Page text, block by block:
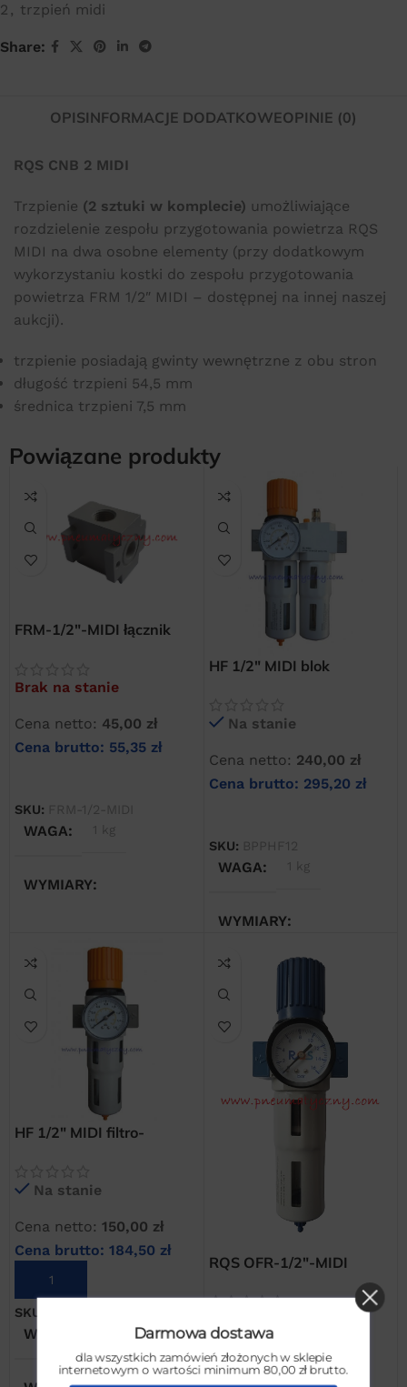
2 , trzpień midi
Share:
OPISINFORMACJE DODATKOWEOPINIE (0)
RQS CNB 2 MIDI
Trzpienie (2 sztuki w komplecie) umożliwiające
rozdzielenie zespołu przygotowania powietrza RQS
MIDI na dwa osobne elementy (przy dodatkowym
wykorzystaniu kostki do zespołu przygotowania
powietrza FRM 1/2″ MIDI – dostępnej na innej naszej
aukcji).
trzpienie posiadają gwinty wewnętrzne z obu stron
długość trzpieni 54,5 mm
średnica trzpieni 7,5 mm
Powiązane produkty
FRM-1/2″-MIDI łącznik
Brak na stanie
Cena netto: 45,00 zł
Cena brutto: 55,35 zł
SKU: FRM-1/2-MIDI
WAGA 1 kg
WYMIARY
HF 1/2″ MIDI blok
Na stanie
Cena netto: 240,00 zł
Cena brutto: 295,20 zł
SKU: BPPHF12
WAGA 1 kg
WYMIARY
20 × 20 × 20 cm
HF 1/2″ MIDI filtro-
Na stanie
Cena netto: 150,00 zł
Cena brutto: 184,50 zł
DODAJ DO KOSZYKA
SKU:
WAGA
RQS OFR-1/2″-MIDI
filtroreduktor sprężonego
powietrza Rectus
Cena netto: 144,00
Cena brutto:177,12
Darmowa dostawa
dla wszystkich zamówień złożonych w sklepie
internetowym o wartości minimum 80,00 zł brutto.